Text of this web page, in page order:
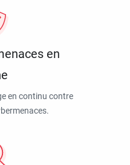
en
en continu contre